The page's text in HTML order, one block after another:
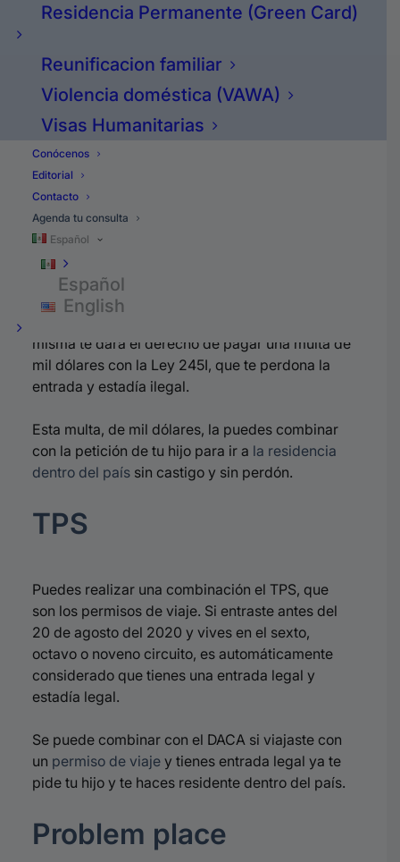
Residencia Permanente (Green Card)
Reunificacion familiar
Violencia doméstica (VAWA)
Visas Humanitarias
Conócenos
Editorial
Contacto
Agenda tu consulta
Español
Español
English
Combinaciones
estratégicas
Si entraste indocumentado, no puedes ir directo
petición con siete diferentes estrategias que le
voy a detallar el día de hoy.
Ley 245I
Si tienes una petición antes del 30 de abril del
misma te dará el derecho de pagar una multa de
mil dólares con la Ley 245I, que te perdona la
entrada y estadía ilegal.
Esta multa, de mil dólares, la puedes combinar
con la petición de tu hijo para ir a la residencia
dentro del país sin castigo y sin perdón.
TPS
Puedes realizar una combinación el TPS, que
son los permisos de viaje. Si entraste antes del
20 de agosto del 2020 y vives en el sexto,
octavo o noveno circuito, es automáticamente
considerado que tienes una entrada legal y
estadía legal.
Se puede combinar con el DACA si viajaste con
un permiso de viaje y tienes entrada legal ya te
pide tu hijo y te haces residente dentro del país.
Problem place